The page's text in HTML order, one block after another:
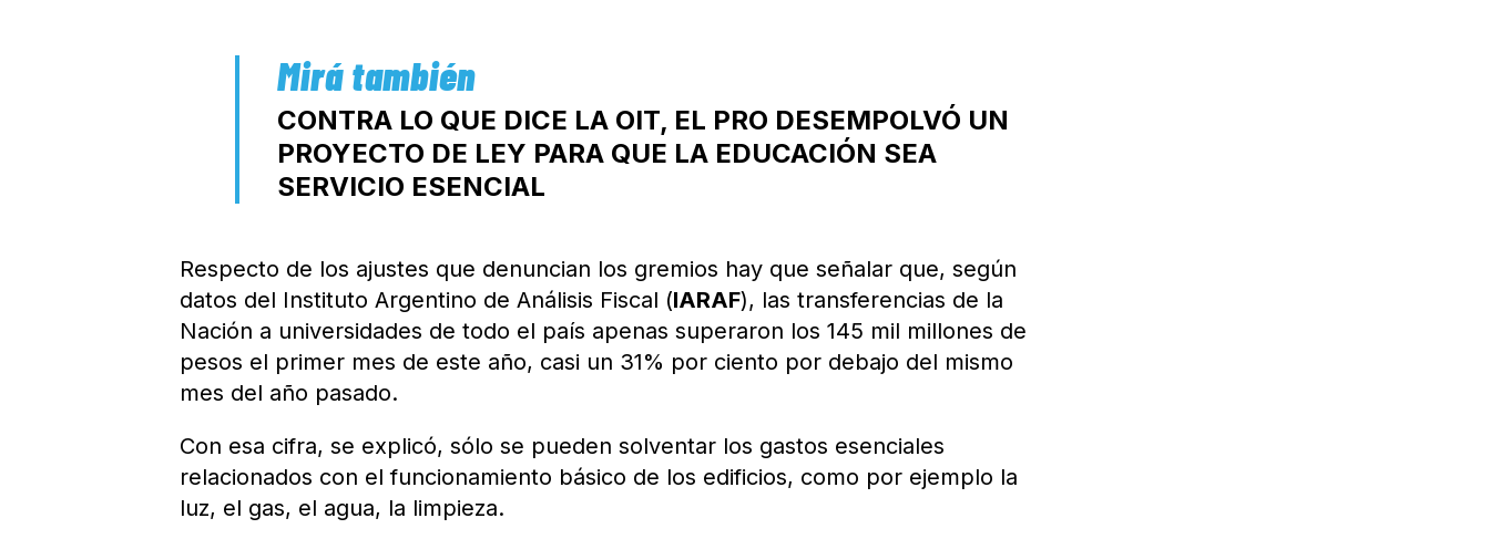
CONTRA LO QUE DICE LA OIT, EL PRO DESEMPOLVÓ UN
PROYECTO DE LEY PARA QUE LA EDUCACIÓN SEA
SERVICIO ESENCIAL
Respecto de los ajustes que denuncian los gremios hay que señalar que, según
datos del Instituto Argentino de Análisis Fiscal (IARAF), las transferencias de la
Nación a universidades de todo el país apenas superaron los 145 mil millones de
pesos el primer mes de este año, casi un 31% por ciento por debajo del mismo
mes del año pasado.
Con esa cifra, se explicó, sólo se pueden solventar los gastos esenciales
relacionados con el funcionamiento básico de los edificios, como por ejemplo la
luz, el gas, el agua, la limpieza.